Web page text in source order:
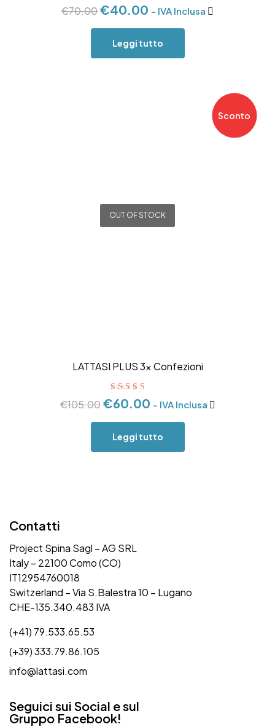
Valutato5.00
€70.00€40.00 - IVA Inclusa
Leggi tutto
Sconto
OUT OF STOCK
LATTASI PLUS 3x Confezioni
Valutato5.00
€105.00 €60.00 - IVA Inclusa
Leggi tutto
Contatti
Project Spina Sagl – AG SRL
Italy – 22100 Como (CO)
IT12954760018
Switzerland – Via S.Balestra 10 – Lugano
CHE-135.340.483 IVA
(+41) 79.533.65.53
(+39) 333.79.86.105
info@lattasi.com
Seguici sui Social e sul
Gruppo Facebook!